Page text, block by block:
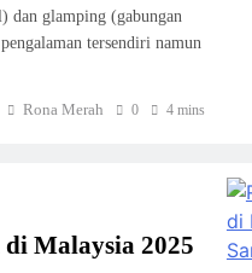
dan glamping (gabungan
tersendiri namun
Rona Merah 0 4 mins
Malaysia 2025